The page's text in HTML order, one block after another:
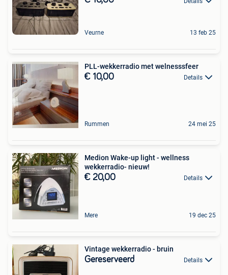
Veurne 13 feb 25
PLL-wekkerradio met welnesssfeer
€ 10,00 Details
Rummen 24 mei 25
Medion Wake-up light - wellness
wekkerradio- nieuw!
€ 20,00 Details
Mere 19 dec 25
Vintage wekkerradio - bruin
Gereserveerd Details